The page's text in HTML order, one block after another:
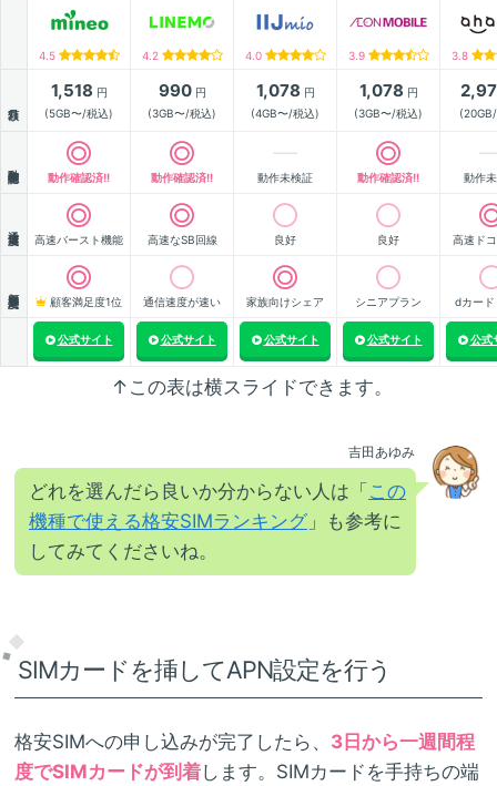
4.5 4.2 4.0 3.9 3.8
1,518 円
(5GB〜/税込)
990円
(3GB〜/税込)
1,078 円
(4GB〜/税込)
1,078 円
(3GB〜/税込)
動作確認済!! 動作確認済!! 動作未検証 動作確認済!! 動作
高速バースト機能 高速なSB回線 良好 良好 高速ド
顧客満足度1位 通信速度が速い 家族向けシェア シニアプラン dカード
公式サイト 公式サイト 公式サイト 公式サイト 公式
↑この表は横スライドできます。
吉田あゆみ
どれを選んだら良いか分からない人は「 この
機種で使える格安SIMランキング 」も参考に
してみてくださいね。
SIMカードを挿してAPN設定を行う
格安SIMへの申し込みが完了したら、 3日から一週間程
度でSIMカードが到着します。SIMカードを手持ちの端